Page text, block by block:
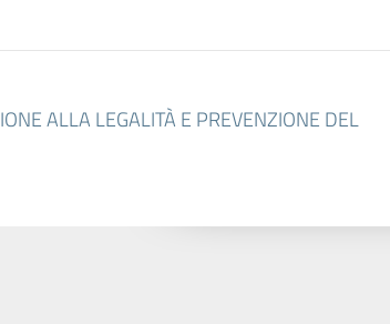
ALLA LEGALITÀ E PREVENZIONE DEL